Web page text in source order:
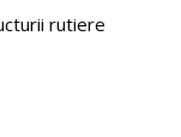
rutiere